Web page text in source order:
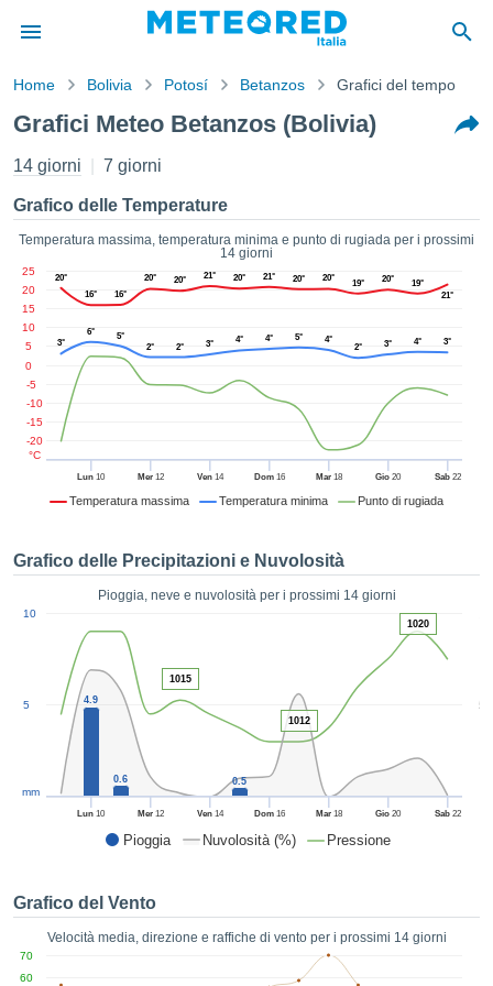
di
stati
da
che le
di
È
a
Web
le
o
per
senza
clic sul
CONTINUA
IMPOSTAZIONI
Home Bolivia Potosí Betanzos Grafici del tempo
Grafici Meteo Betanzos (Bolivia)
14 giorni 7 giorni
Grafico delle Temperature
Temperatura massima, temperatura minima e punto di rugiada per i prossimi
14 giorni
Temperatura massima Temperatura minima Punto di rugiada
Lun 10 Mer12 Ven14 Dom16 Mar18 Gio 20 Sab22
-20
-15
-10
-5
0
5
10
15
20
25
°C
20°
16°
16°
20° 20° 21° 20° 21° 20° 20°
19° 20°
19°
21°
3°
6°
5°
2°
2° 3° 4° 4° 5° 4°
2° 3° 4° 3°
Grafico delle Precipitazioni e Nuvolosità
Pioggia, neve e nuvolosità per i prossimi 14 giorni
Pioggia Nuvolosità (%) Pressione
50
Lun 10 Mer12 Ven14 Dom16 Mar18 Gio 20 Sab22
5
10
mm
4.9
0.6 0.5
1015
1012
1020
Grafico del Vento
Velocità media, direzione e raffiche di vento per i prossimi 14 giorni
60
70